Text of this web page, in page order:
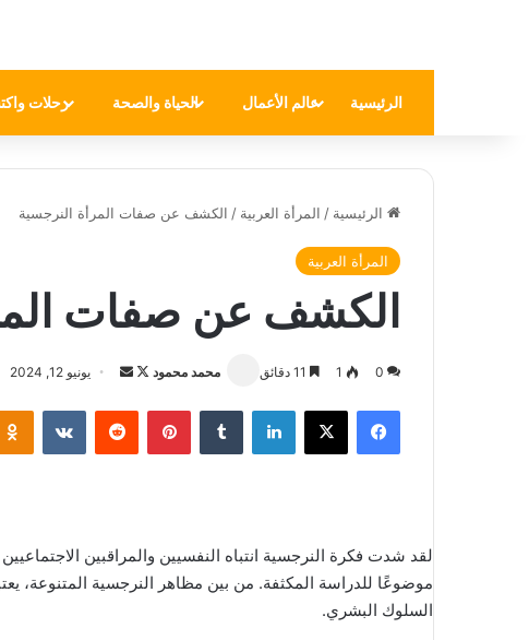
الرئيسية عالم الأعمال الحياة والصحة رحلات
الرئيسية / المرأة العربية / الكشف عن صفات المرأة النرجسية
المرأة العربية
الكشف عن صفات
محمد محمود
ت
ع
X
س
ل
ا
يونيو 12, 2024 0
1
فيسبوك لينكدإن بينتيريست
لقد شدت فكرة النرجسية انتباه النفسيين والمراقبين
موضوعًا للدراسة المكثفة. من بين مظاهر النرجسية المتنوعة،
السلوك البشري.